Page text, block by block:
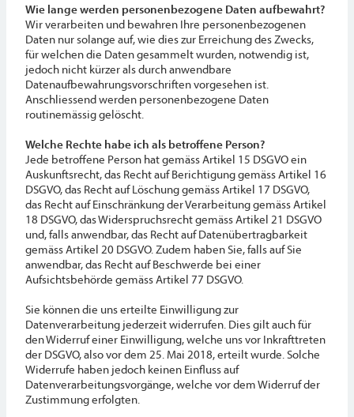
Wie lange werden personenbezogene Daten aufbewahrt?
Wir verarbeiten und bewahren Ihre personenbezogenen
Daten nur solange auf, wie dies zur Erreichung des Zwecks,
für welchen die Daten gesammelt wurden, notwendig ist,
jedoch nicht kürzer als durch anwendbare
Datenaufbewahrungsvorschriften vorgesehen ist.
Anschliessend werden personenbezogene Daten
routinemässig gelöscht.
Welche Rechte habe ich als betroffene Person?
Jede betroffene Person hat gemäss Artikel 15 DSGVO ein
Auskunftsrecht, das Recht auf Berichtigung gemäss Artikel 16
DSGVO, das Recht auf Löschung gemäss Artikel 17 DSGVO,
das Recht auf Einschränkung der Verarbeitung gemäss Artikel
18 DSGVO, das Widerspruchsrecht gemäss Artikel 21 DSGVO
und, falls anwendbar, das Recht auf Datenübertragbarkeit
gemäss Artikel 20 DSGVO. Zudem haben Sie, falls auf Sie
anwendbar, das Recht auf Beschwerde bei einer
Aufsichtsbehörde gemäss Artikel 77 DSGVO.
Sie können die uns erteilte Einwilligung zur
Datenverarbeitung jederzeit widerrufen. Dies gilt auch für
den Widerruf einer Einwilligung, welche uns vor Inkrafttreten
der DSGVO, also vor dem 25. Mai 2018, erteilt wurde. Solche
Widerrufe haben jedoch keinen Einfluss auf
Datenverarbeitungsvorgänge, welche vor dem Widerruf der
Zustimmung erfolgten.